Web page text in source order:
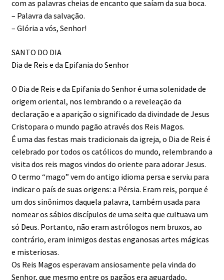
com as palavras cheias de encanto que saíam da sua boca.
– Palavra da salvação.
– Glória a vós, Senhor!
SANTO DO DIA
Dia de Reis e da Epifania do Senhor
O Dia de Reis e da Epifania do Senhor é uma solenidade de
origem oriental, nos lembrando o a reveleação da
declaração e a aparição o significado da divindade de Jesus
Cristopara o mundo pagão através dos Reis Magos.
É uma das festas mais tradicionais da igreja, o Dia de Reis é
celebrado por todos os católicos do mundo, relembrando a
visita dos reis magos vindos do oriente para adorar Jesus.
O termo “mago” vem do antigo idioma persa e serviu para
indicar o país de suas origens: a Pérsia. Eram reis, porque é
um dos sinônimos daquela palavra, também usada para
nomear os sábios discípulos de uma seita que cultuava um
só Deus. Portanto, não eram astrólogos nem bruxos, ao
contrário, eram inimigos destas enganosas artes mágicas
e misteriosas.
Os Reis Magos esperavam ansiosamente pela vinda do
Senhor, que mesmo entre os pagãos era aguardado,